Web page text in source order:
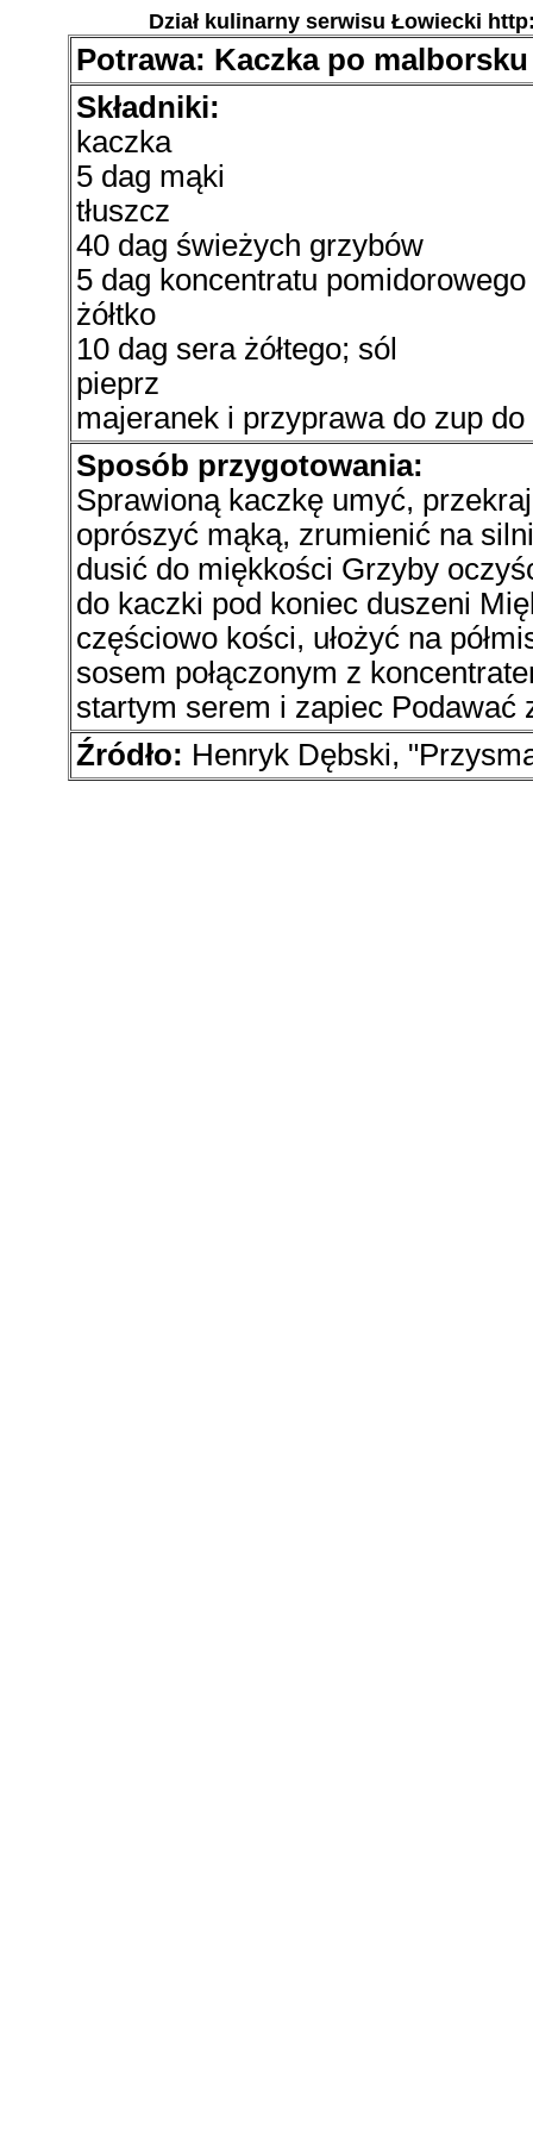
Dział kulinarny serwisu Łowiecki
Potrawa: Kaczka po malborsku
Składniki:
kaczka
5 dag mąki
tłuszcz
40 dag świeżych grzybów
5 dag koncentratu pomidorowego
żółtko
10 dag sera żółtego; sól
pieprz
majeranek i przyprawa do zup do
Sposób przygotowania:
Sprawioną kaczkę umyć,
oprószyć mąką, zrumienić na
dusić do miękkości Grzyby
do kaczki pod koniec duszeni
częściowo kości, ułożyć na
sosem połączonym z
startym serem i zapiec Podawać
Źródło: Henryk Dębski,